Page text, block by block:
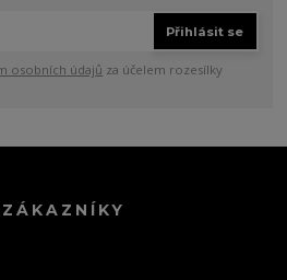
Přihlásit se
osobních údajů za účelem rozesílky